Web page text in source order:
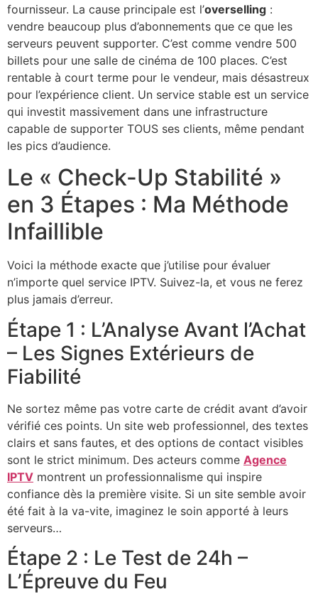
fournisseur. La cause principale est l’overselling :
vendre beaucoup plus d’abonnements que ce que les
serveurs peuvent supporter. C’est comme vendre 500
billets pour une salle de cinéma de 100 places. C’est
rentable à court terme pour le vendeur, mais désastreux
pour l’expérience client. Un service stable est un service
qui investit massivement dans une infrastructure
capable de supporter TOUS ses clients, même pendant
les pics d’audience.
Le « Check-Up Stabilité »
en 3 Étapes : Ma Méthode
Infaillible
Voici la méthode exacte que j’utilise pour évaluer
n’importe quel service IPTV. Suivez-la, et vous ne ferez
plus jamais d’erreur.
Étape 1 : L’Analyse Avant l’Achat
– Les Signes Extérieurs de
Fiabilité
Ne sortez même pas votre carte de crédit avant d’avoir
vérifié ces points. Un site web professionnel, des textes
clairs et sans fautes, et des options de contact visibles
sont le strict minimum. Des acteurs comme Agence
IPTV montrent un professionnalisme qui inspire
confiance dès la première visite. Si un site semble avoir
été fait à la va-vite, imaginez le soin apporté à leurs
serveurs…
Étape 2 : Le Test de 24h –
L’Épreuve du Feu